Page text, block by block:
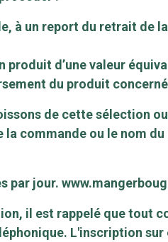
à un report du retrait de
d’une valeur
du produit
de cette sélection
la commande ou le nom
par jour.
il est rappelé que tout
L'inscription